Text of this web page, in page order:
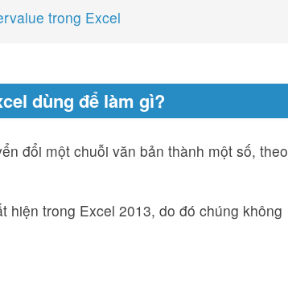
trong Excel
dùng để làm gì?
đổi một chuỗi văn bản thành một số, theo
hiện trong Excel 2013, do đó chúng không